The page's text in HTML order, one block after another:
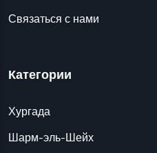
Связаться с нами
Категории
Хургада
Шарм-эль-Шейх